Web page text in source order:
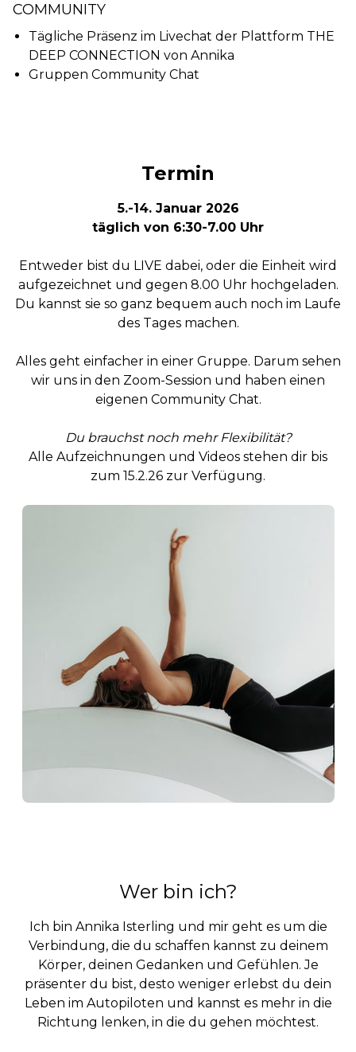
COMMUNITY
Tägliche Präsenz im Livechat der Plattform THE
DEEP CONNECTION von Annika
Gruppen Community Chat
Termin
5.-14. Januar 2026
täglich von 6:30-7.00 Uhr
Entweder bist du LIVE dabei, oder die Einheit wird
aufgezeichnet und gegen 8.00 Uhr hochgeladen.
Du kannst sie so ganz bequem auch noch im Laufe
des Tages machen.
Alles geht einfacher in einer Gruppe. Darum sehen
wir uns in den Zoom-Session und haben einen
eigenen Community Chat.
Du brauchst noch mehr Flexibilität?
Alle Aufzeichnungen und Videos stehen dir bis
zum 15.2.26 zur Verfügung.
Wer bin ich?
Ich bin Annika Isterling und mir geht es um die
Verbindung, die du schaffen kannst zu deinem
Körper, deinen Gedanken und Gefühlen. Je
präsenter du bist, desto weniger erlebst du dein
Leben im Autopiloten und kannst es mehr in die
Richtung lenken, in die du gehen möchtest.